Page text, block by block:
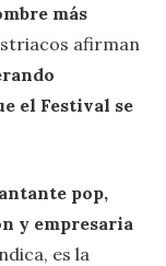
más
afirman
el Festival se
pop,
y empresaria
es la